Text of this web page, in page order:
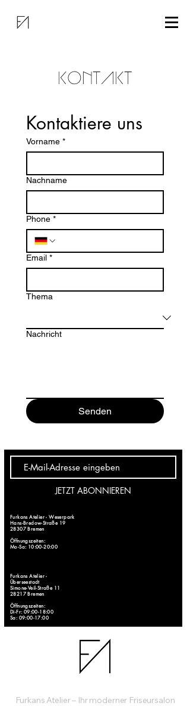
KONTAKT
Kontaktiere uns
Vorname *
Nachname
Phone *
Email *
Thema
Nachricht
Senden
JETZT ABONNIEREN
Furkans Atelier - Weserpark
Hans-Bredow-Straße 19
28307 Bremen
Öffnungszeiten:
Mo-Sa: 10:00-20:00
Furkans Atelier -
Überseestadt
Simone-Veil-Straße 11
28217 Bremen
Öffnungszeiten:
Di-Fr: 09:00-18:00
Sa: 09:00-17:00
Furkans Atelier – Ihr moderner Friseursalon